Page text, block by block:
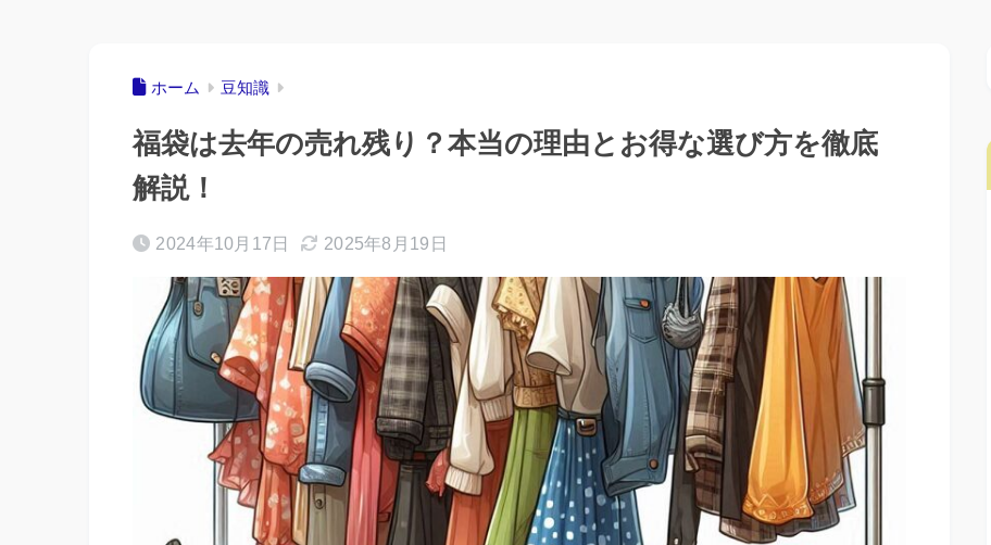
ホーム 豆知識
福袋は去年の売れ残り？本当の理由とお得な選び方を徹底
解説！
2024年10月17日 2025年8月19日